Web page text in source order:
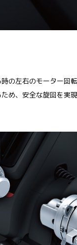
の左右のモーター回
め、安全な旋回を実現